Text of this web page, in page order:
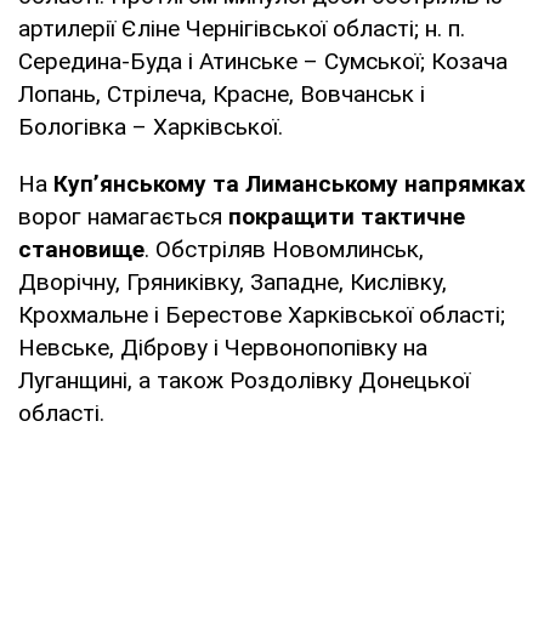
артилерії Єліне Чернігівської області; н. п.
Середина-Буда і Атинське – Сумської; Козача
Лопань, Стрілеча, Красне, Вовчанськ і
Бологівка – Харківської.
На Куп’янському та Лиманському напрямках
ворог намагається покращити тактичне
становище. Обстріляв Новомлинськ,
Дворічну, Гряниківку, Западне, Кислівку,
Крохмальне і Берестове Харківської області;
Невське, Діброву і Червонопопівку на
Луганщині, а також Роздолівку Донецької
області.